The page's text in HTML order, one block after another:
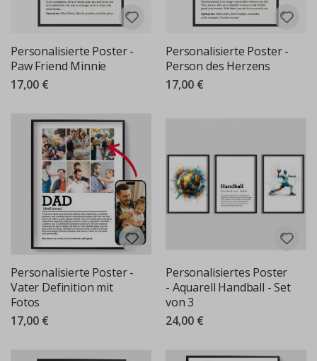
Personalisierte Poster -
Paw Friend Minnie
17,00 €
Personalisierte Poster -
Person des Herzens
17,00 €
Personalisierte Poster -
Vater Definition mit
Fotos
17,00 €
Personalisiertes Poster
- Aquarell Handball - Set
von 3
24,00 €